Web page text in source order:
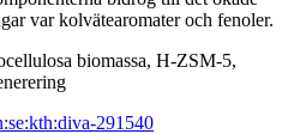
var kolvätearomater och fenoler.
biomassa, H-ZSM-5,
291540